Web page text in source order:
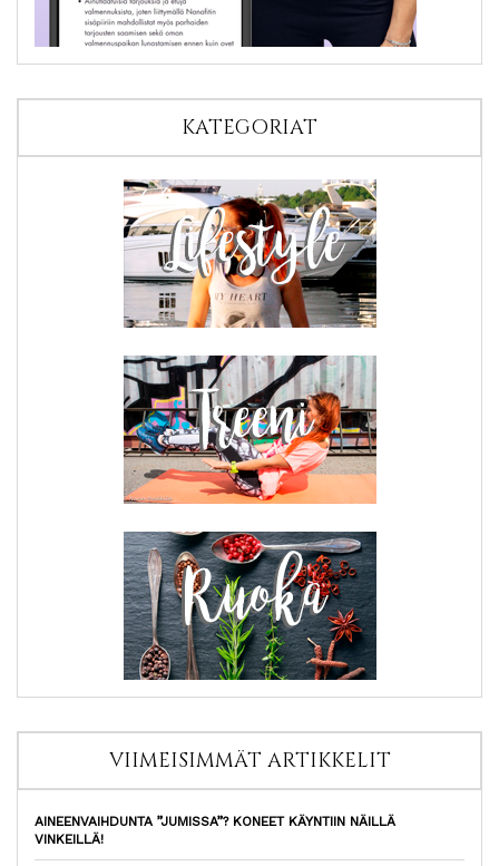
KATEGORIAT
VIIMEISIMMÄT ARTIKKELIT
AINEENVAIHDUNTA ”JUMISSA”? KONEET KÄYNTIIN NÄILLÄ
VINKEILLÄ!